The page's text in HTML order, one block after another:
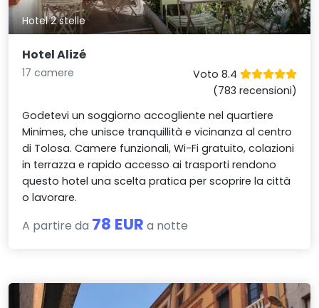
Hotel 2 stelle
Hotel Alizé
17 camere
Voto 8.4
(783 recensioni)
Godetevi un soggiorno accogliente nel quartiere
Minimes, che unisce tranquillità e vicinanza al centro
di Tolosa. Camere funzionali, Wi-Fi gratuito, colazioni
in terrazza e rapido accesso ai trasporti rendono
questo hotel una scelta pratica per scoprire la città
o lavorare.
A partire da 78 EUR a notte